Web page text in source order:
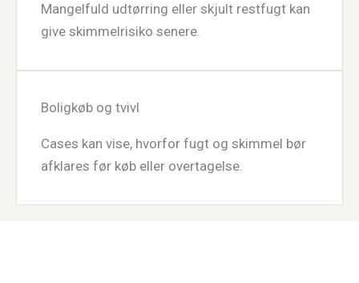
Mangelfuld udtørring eller skjult restfugt kan
give skimmelrisiko senere.
Boligkøb og tvivl
Cases kan vise, hvorfor fugt og skimmel bør
afklares før køb eller overtagelse.